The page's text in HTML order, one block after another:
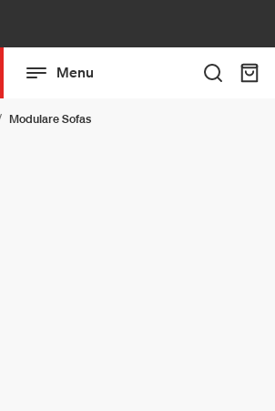
Menu
Modulare Sofas